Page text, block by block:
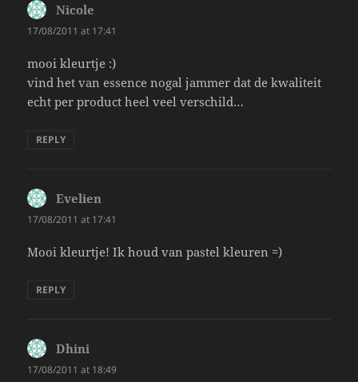
Nicole
17/08/2011 at 17:41
mooi kleurtje :)
vind het van essence nogal jammer dat de kwaliteit
echt per product heel veel verschild…
REPLY
Evelien
17/08/2011 at 17:41
Mooi kleurtje! Ik houd van pastel kleuren =)
REPLY
Dhini
17/08/2011 at 18:49